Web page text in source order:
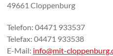
49661 Cloppenburg
Telefon: 04471 933537
Telefax: 04471 933538
E-Mail: info@mit-